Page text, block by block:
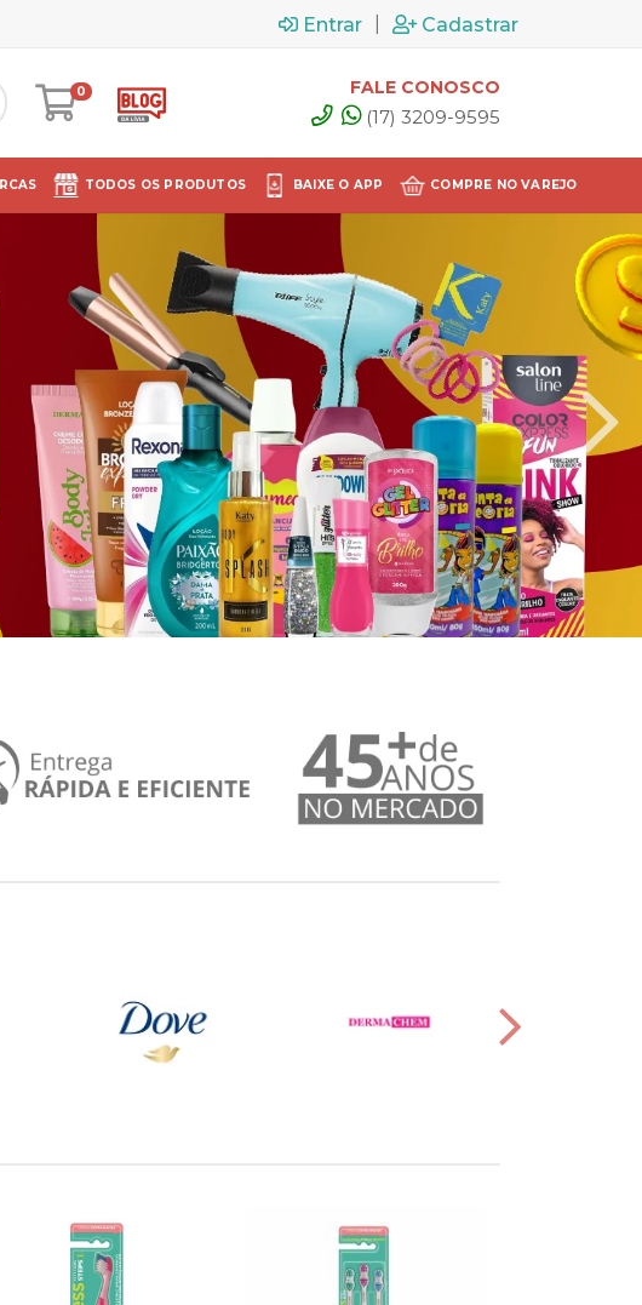
Entrar Cadastrar
0 FALE CONOSCO
(17) 3209-9595
TODOS OS PRODUTOS BAIXE O APP COMPRE NO VAREJO